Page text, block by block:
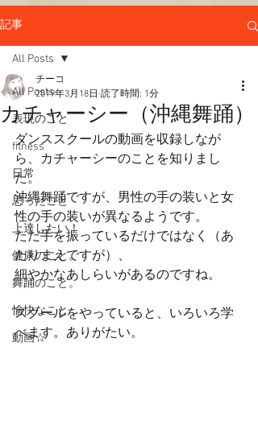
記事
All Posts
表現のこと
fitness
日常
思ったこと
上達したい！
健康のこと。
舞踊のこと。
愉快なこと
動画☆
All Posts
カチャーシー（沖縄舞踊）
チーコ
2019年3月18日 読了時間: 1分
ダンススクールの動画を収録しなが
ら、カチャーシーのことを知りまし
た。
沖縄舞踊ですが、男性の手の装いと女
性の手の装いが異なるようです。
ただ手を振っているだけではなく（あ
たりまえですが）、
細やかなあしらいがあるのですね。
スクールをやっていると、いろいろ学
べます。ありがたい。